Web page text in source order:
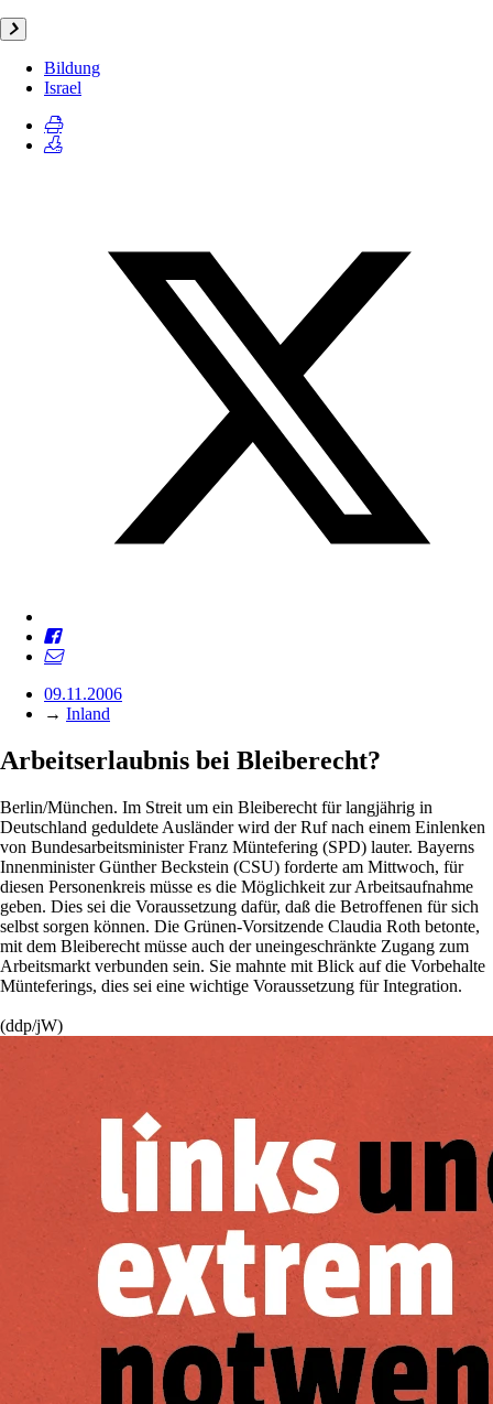
Bildung
Israel
09.11.2006
→ Inland
Arbeitserlaubnis bei Bleiberecht?
Berlin/München. Im Streit um ein Bleiberecht für langjährig in
Deutschland geduldete Ausländer wird der Ruf nach einem Einlenken
von Bundesarbeitsminister Franz Müntefering (SPD) lauter. Bayerns
Innenminister Günther Beckstein (CSU) forderte am Mittwoch, für
diesen Personenkreis müsse es die Möglichkeit zur Arbeitsaufnahme
geben. Dies sei die Voraussetzung dafür, daß die Betroffenen für sich
selbst sorgen können. Die Grünen-Vorsitzende Claudia Roth betonte,
mit dem Bleiberecht müsse auch der uneingeschränkte Zugang zum
Arbeitsmarkt verbunden sein. Sie mahnte mit Blick auf die Vorbehalte
Münteferings, dies sei eine wichtige Voraussetzung für Integration.
(ddp/jW)